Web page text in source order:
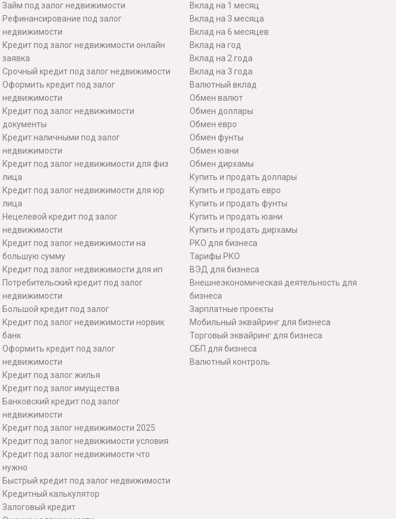
Займ под залог недвижимости
Рефинансирование под залог
недвижимости
Кредит под залог недвижимости онлайн
заявка
Срочный кредит под залог недвижимости
Оформить кредит под залог
недвижимости
Кредит под залог недвижимости
документы
Кредит наличными под залог
недвижимости
Кредит под залог недвижимости для физ
лица
Кредит под залог недвижимости для юр
лица
Нецелевой кредит под залог
недвижимости
Кредит под залог недвижимости на
большую сумму
Кредит под залог недвижимости для ип
Потребительский кредит под залог
недвижимости
Большой кредит под залог
Кредит под залог недвижимости норвик
банк
Оформить кредит под залог
недвижимости
Кредит под залог жилья
Кредит под залог имущества
Банковский кредит под залог
недвижимости
Кредит под залог недвижимости 2025
Кредит под залог недвижимости условия
Кредит под залог недвижимости что
нужно
Быстрый кредит под залог недвижимости
Кредитный калькулятор
Залоговый кредит
Вклад на 1 месяц
Вклад на 3 месяца
Вклад на 6 месяцев
Вклад на год
Вклад на 2 года
Вклад на 3 года
Валютный вклад
Обмен валют
Обмен доллары
Обмен евро
Обмен фунты
Обмен юани
Обмен дирхамы
Купить и продать доллары
Купить и продать евро
Купить и продать фунты
Купить и продать юани
Купить и продать дирхамы
РКО для бизнеса
Тарифы РКО
ВЭД для бизнеса
Внешнеэкономическая деятельность для
бизнеса
Зарплатные проекты
Мобильный эквайринг для бизнеса
Торговый эквайринг для бизнеса
СБП для бизнеса
Валютный контроль